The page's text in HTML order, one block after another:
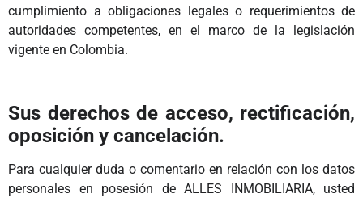
cumplimiento a obligaciones legales o requerimientos de
autoridades competentes, en el marco de la legislación
vigente en Colombia.
Sus derechos de acceso, rectificación,
oposición y cancelación.
Para cualquier duda o comentario en relación con los datos
personales en posesión de ALLES INMOBILIARIA, usted